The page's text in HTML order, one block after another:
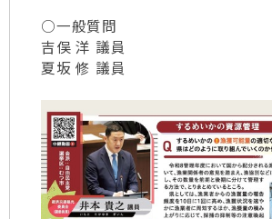
○一般質問
吉俣 洋 議員
夏坂 修 議員